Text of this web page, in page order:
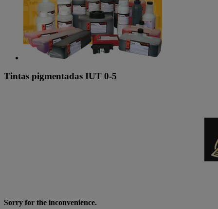
Tintas pigmentadas IUT 0-5
Sorry for the inconvenience.